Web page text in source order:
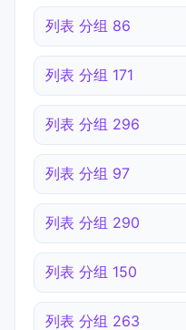
列表 分组 86
列表 分组 171
列表 分组 296
列表 分组 97
列表 分组 290
列表 分组 150
列表 分组 263